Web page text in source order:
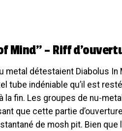
Mind” – Riff
metal détestaient Diabolus
tube indéniable qu’il est
la fin. Les groupes de nu-
que cette partie
de mosh pit. Bien